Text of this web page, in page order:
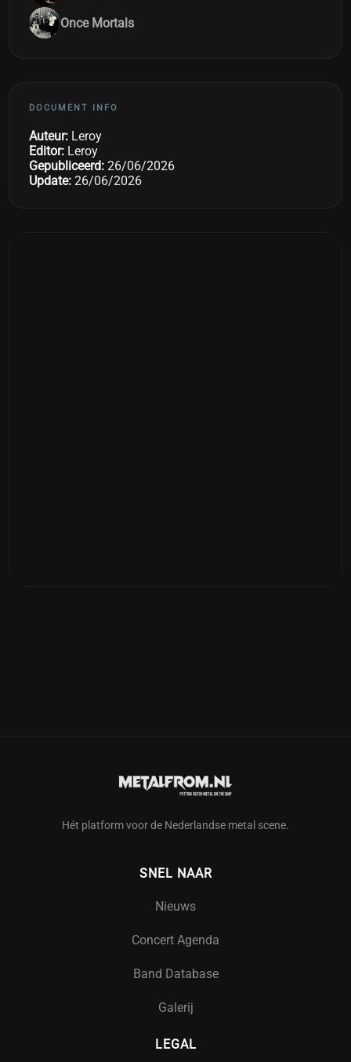
Once Mortals
DOCUMENT INFO
Auteur: Leroy
Editor: Leroy
Gepubliceerd: 26/06/2026
Update: 26/06/2026
Hét platform voor de Nederlandse metal scene.
SNEL NAAR
Nieuws
Concert Agenda
Band Database
Galerij
LEGAL